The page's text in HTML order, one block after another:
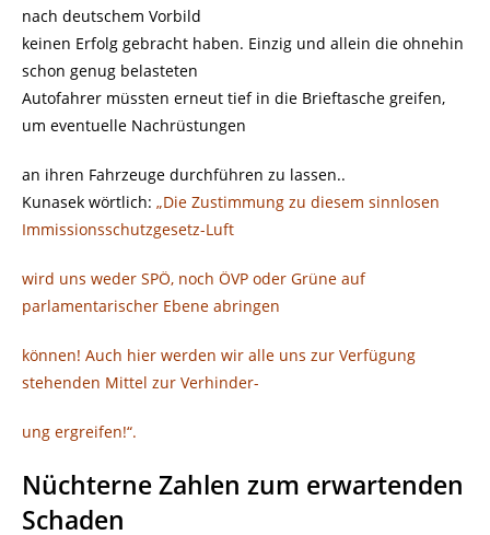
nach deutschem Vorbild
keinen Erfolg gebracht haben. Einzig und allein die ohnehin
schon genug belasteten
Autofahrer müssten erneut tief in die Brieftasche greifen,
um eventuelle Nachrüstungen
an ihren Fahrzeuge durchführen zu lassen..
Kunasek wörtlich: „Die Zustimmung zu diesem sinnlosen
Immissionsschutzgesetz-Luft
wird uns weder SPÖ, noch ÖVP oder Grüne auf
parlamentarischer Ebene abringen
können! Auch hier werden wir alle uns zur Verfügung
stehenden Mittel zur Verhinder-
ung ergreifen!“.
Nüchterne Zahlen zum erwartenden
Schaden